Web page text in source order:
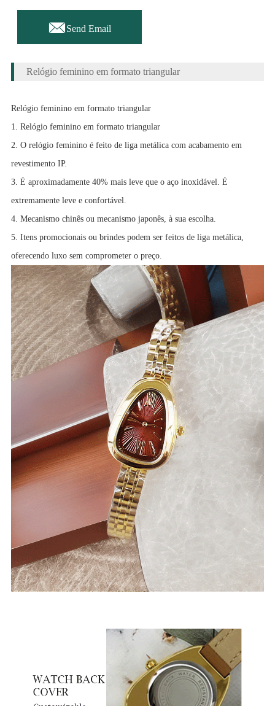
Send Email
Relógio feminino em formato triangular
Relógio feminino em formato triangular
1. Relógio feminino em formato triangular
2. O relógio feminino é feito de liga metálica com acabamento em
revestimento IP.
3. É aproximadamente 40% mais leve que o aço inoxidável. É
extremamente leve e confortável.
4. Mecanismo chinês ou mecanismo japonês, à sua escolha.
5. Itens promocionais ou brindes podem ser feitos de liga metálica,
oferecendo luxo sem comprometer o preço.